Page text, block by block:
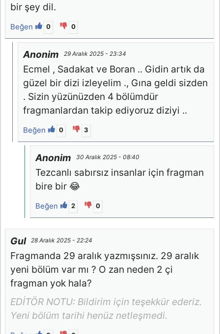
bir şey dil.
Beğen 0 0
Anonim 29 Aralık 2025 - 23:34
Ecmel , Sadakat ve Boran .. Gidin artık da
güzel bir dizi izleyelim ., Gına geldi sizden
. Sizin yüzünüzden 4 bölümdür
fragmanlardan takip ediyoruz diziyi ..
Beğen 0 3
Anonim 30 Aralık 2025 - 08:40
Tezcanlı sabırsız insanlar için fragman
bire bir 😂
Beğen 2 0
Gul 28 Aralık 2025 - 22:24
Fragmanda 29 aralık yazmışsınız. 29 aralık
yeni bölüm var mı ? O zan neden 2 çi
fragman yok hala?
EDİTÖR NOTU: Bildirim için teşekkür ederiz.
Yeni bölüm tarihi henüz netleşmedi.